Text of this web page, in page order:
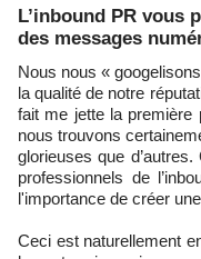
L’inbound PR vous
des messages
Nous nous « googelisons » tous de temps à autre pour mesurer
la qualité de notre
fait me jette la première
nous trouvons
glorieuses que
professionnels de
l'importance de créer
Ceci est naturellement